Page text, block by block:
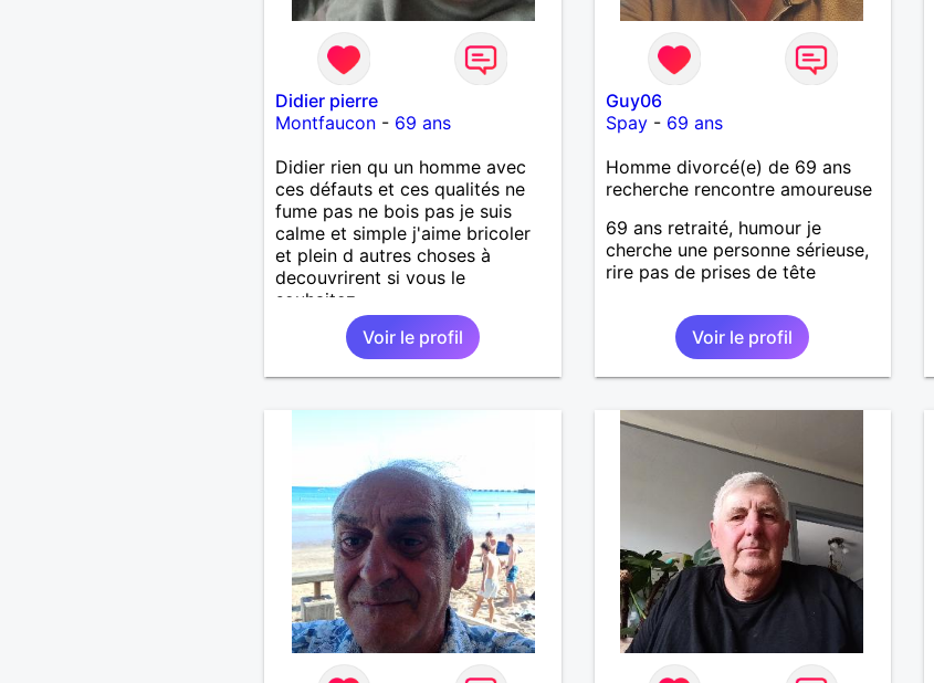
Didier pierre
Montfaucon- 69 ans
Didier rien qu un homme avec
ces défauts et ces qualités ne
fume pas ne bois pas je suis
calme et simple j'aime bricoler
et plein d autres choses à
decouvrirent si vous le
souhaitez
Voir le profil
Guy06
Spay- 69 ans
Homme divorcé(e) de 69 ans
recherche rencontre amoureuse
69 ans retraité, humour je
cherche une personne sérieuse,
rire pas de prises de tête
Voir le profil